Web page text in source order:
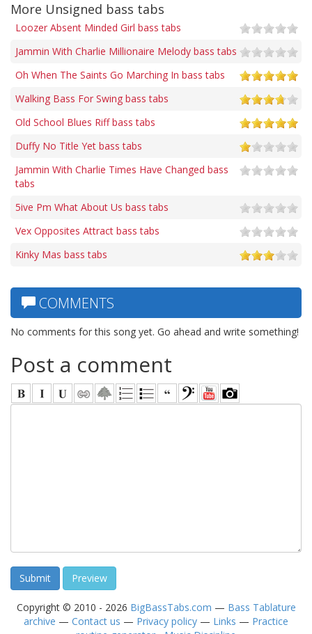
More Unsigned bass tabs
Loozer Absent Minded Girl bass tabs
Jammin With Charlie Millionaire Melody bass tabs
Oh When The Saints Go Marching In bass tabs
Walking Bass For Swing bass tabs
Old School Blues Riff bass tabs
Duffy No Title Yet bass tabs
Jammin With Charlie Times Have Changed bass
tabs
5ive Pm What About Us bass tabs
Vex Opposites Attract bass tabs
Kinky Mas bass tabs
COMMENTS
No comments for this song yet. Go ahead and write something!
Post a comment
Copyright © 2010 - 2026 BigBassTabs.com — Bass Tablature
archive — Contact us — Privacy policy — Links — Practice